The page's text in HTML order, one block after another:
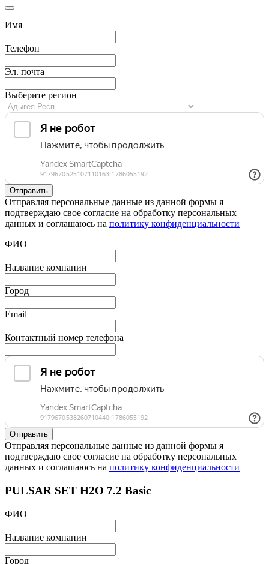
Имя
Телефон
Эл. почта
Выберите регион
Отправляя персональные данные из данной формы я
подтверждаю свое согласие на обработку персональных
данных и соглашаюсь на политику конфиденциальности
ФИО
Название компании
Город
Email
Контактный номер телефона
Отправляя персональные данные из данной формы я
подтверждаю свое согласие на обработку персональных
данных и соглашаюсь на политику конфиденциальности
PULSAR SET H2O 7.2 Basic
ФИО
Название компании
Город